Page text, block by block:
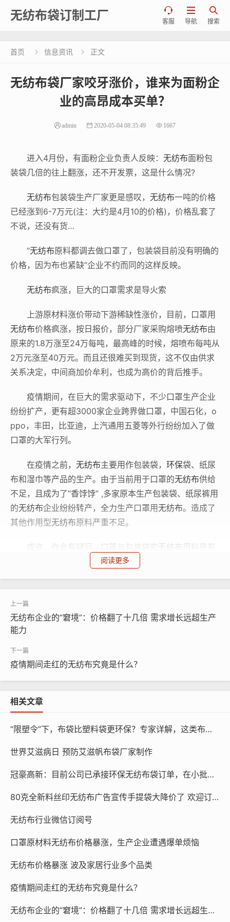
无纺布袋订制工厂 
搜索

导航

客服
首页  信息资讯  正文
无纺布袋厂家咬牙涨价，谁来为面粉企
业的高昂成本买单？
admin 2020-05-04 08:35:49 1667
进入4月份，有面粉企业负责人反映： 无纺布面粉包
装袋几倍的往上翻涨，还不开发票，这是什么情况?
无纺布包装袋生产厂家更是感叹， 无纺布一吨的价格
已经涨到6-7万元(注：大约是4月10的价格)，价格乱套了
不说，还没有货…
“无纺布原料都调去做口罩了，包装袋目前没有明确的
价格，因为布也紧缺”企业不约而同的这样反映。
无纺布疯涨，巨大的口罩需求是导火索
上游原材料涨价带动下游稀缺性涨价，目前，口罩用
无纺布价格疯涨，按日报价，部分厂家采购熔喷无纺布由
原来的1.8万涨至24万每吨，最高峰的时候，熔喷布每吨从
2万元涨至40万元。而且还很难买到现货，这不仅由供求
关系决定，中间商加价牟利，也成为高价的背后推手。
疫情期间，在巨大的需求驱动下，不少口罩生产企业
纷纷扩产，更有超3000家企业跨界做口罩，中国石化，o
ppo，丰田，比亚迪，上汽通用五菱等外行纷纷加入了做
口罩的大军行列。
在疫情之前， 无纺布主要用作包装袋， 环保袋、纸尿
布和湿巾等产品的生产。由于当前用于口罩的无纺布供给
不足，且成为了“香饽饽” ,多家原本生产包装袋、纸尿裤用
的无纺布企业纷纷转产，全力生产口罩用无纺布。造成了
其他作用型无纺布原料严重不足。
或许，你会有疑问，口罩与包装袋的无纺布 用料是有
无纺布
它们都是由聚丙烯制成的，大家都跑去集中生产口罩用无
纺布
面对疯涨的
无纺布的涨价，快跟火箭的速度一样了，很多包装袋
不一样，面粉包装袋是长期需求的产品，这样的涨价速
面粉是民生产品，涨幅有限，成本这么递增，面粉企业当
然承受不住。
对于无纺布包装袋，面粉企业目前好像只有两种选择
缺，二是，直接不用无纺布 包装袋，因为实在是承受不了
这突如其来的成本递增，目前是小麦涨，
本文链接： http://www.chinawfb.cn/post/121.html
阅读更多
无纺布企业的“窘境”：价格翻了十几倍 需求增长远超生产
能力
疫情期间走红的无纺布究竟是什么？
相关文章
“限塑令”下，布袋比塑料袋更环保？专家详解，这类布袋比塑料污染更严重
世界艾滋病日 预防艾滋帆布袋厂家制作
冠豪高新：目前公司已承接环保无纺布袋订单，在小批量生产
80克全新料丝印无纺布广告宣传手提袋大降价了 欢迎订做 货发全国
无纺布行业微信订阅号
口罩原材料无纺布价格暴涨，生产企业遭遇爆单烦恼
无纺布价格暴涨 波及家居行业多个品类
疫情期间走红的无纺布究竟是什么？
无纺布企业的“窘境”：价格翻了十几倍 需求增长远超生产能力